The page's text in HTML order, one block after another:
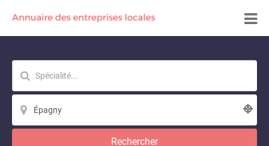
Rechercher